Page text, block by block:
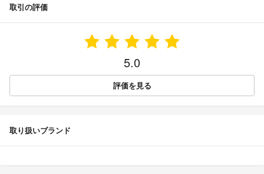
取引の評価
5.0
評価を見る
取り扱いブランド